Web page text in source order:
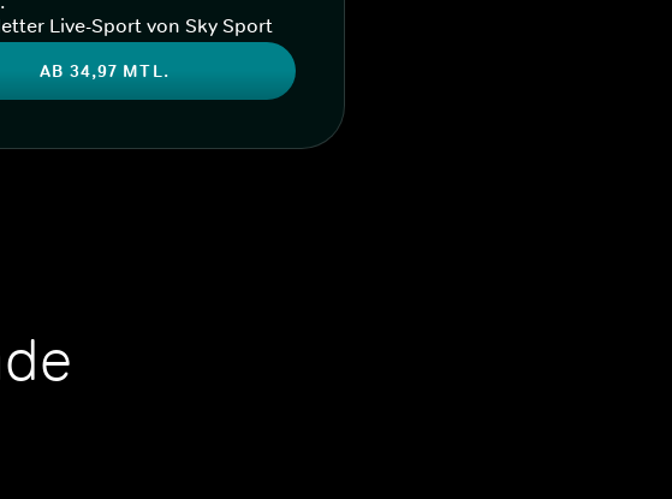
Live-Sport von Sky Sport
AB 34,97 MTL.